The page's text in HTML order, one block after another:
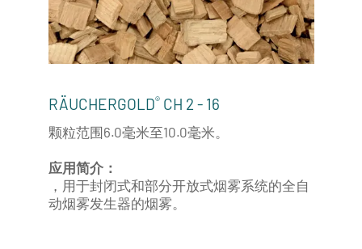
RÄUCHERGOLD®CH 2 - 16
颗粒范围6.0毫米至10.0毫米。
应用简介：
，用于封闭式和部分开放式烟雾系统的全自
动烟雾发生器的烟雾。